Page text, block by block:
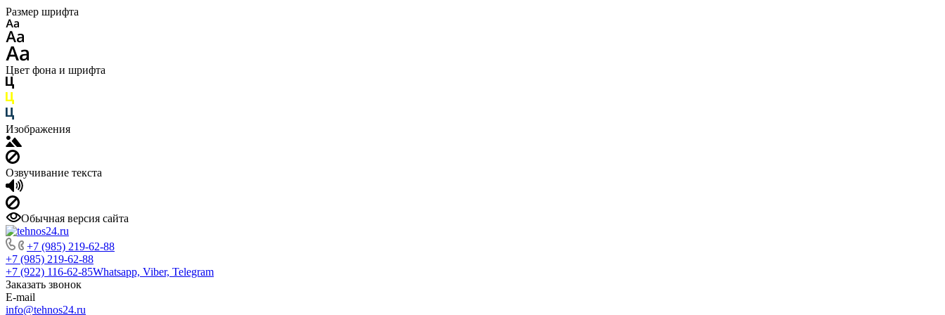
Размер шрифта
Цвет фона и шрифта
Изображения
Озвучивание текста
Обычная версия сайта
+7 (985) 219-62-88
+7 (985) 219-62-88
+7 (922) 116-62-85Whatsapp, Viber, Telegram
Заказать звонок
E-mail
info@tehnos24.ru